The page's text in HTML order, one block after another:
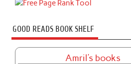
GOOD READS BOOK SHELF
Amril's books